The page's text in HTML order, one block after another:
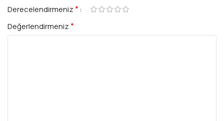
Derecelendirmeniz*
Değerlendirmeniz*